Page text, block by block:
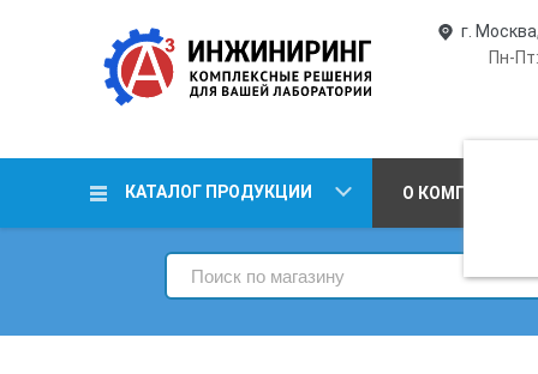
г.
Пн-
КАТАЛОГ ПРОДУКЦИИ О КОМПАНИИ